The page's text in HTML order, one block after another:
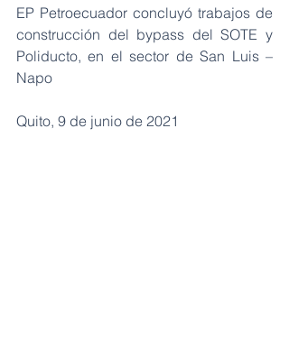
EP Petroecuador concluyó trabajos de
construcción del bypass del SOTE y
Poliducto, en el sector de San Luis –
Napo
Quito, 9 de junio de 2021